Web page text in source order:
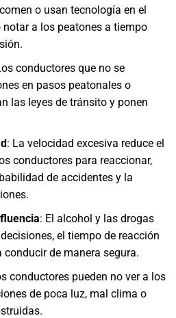
o usan tecnología en el
a los peatones a tiempo
conductores que no se
en pasos peatonales o
las leyes de tránsito y ponen
: La velocidad excesiva reduce el
conductores para reaccionar,
de accidentes y la
: El alcohol y las drogas
el tiempo de reacción
de manera segura.
conductores pueden no ver a los
de poca luz, mal clima o